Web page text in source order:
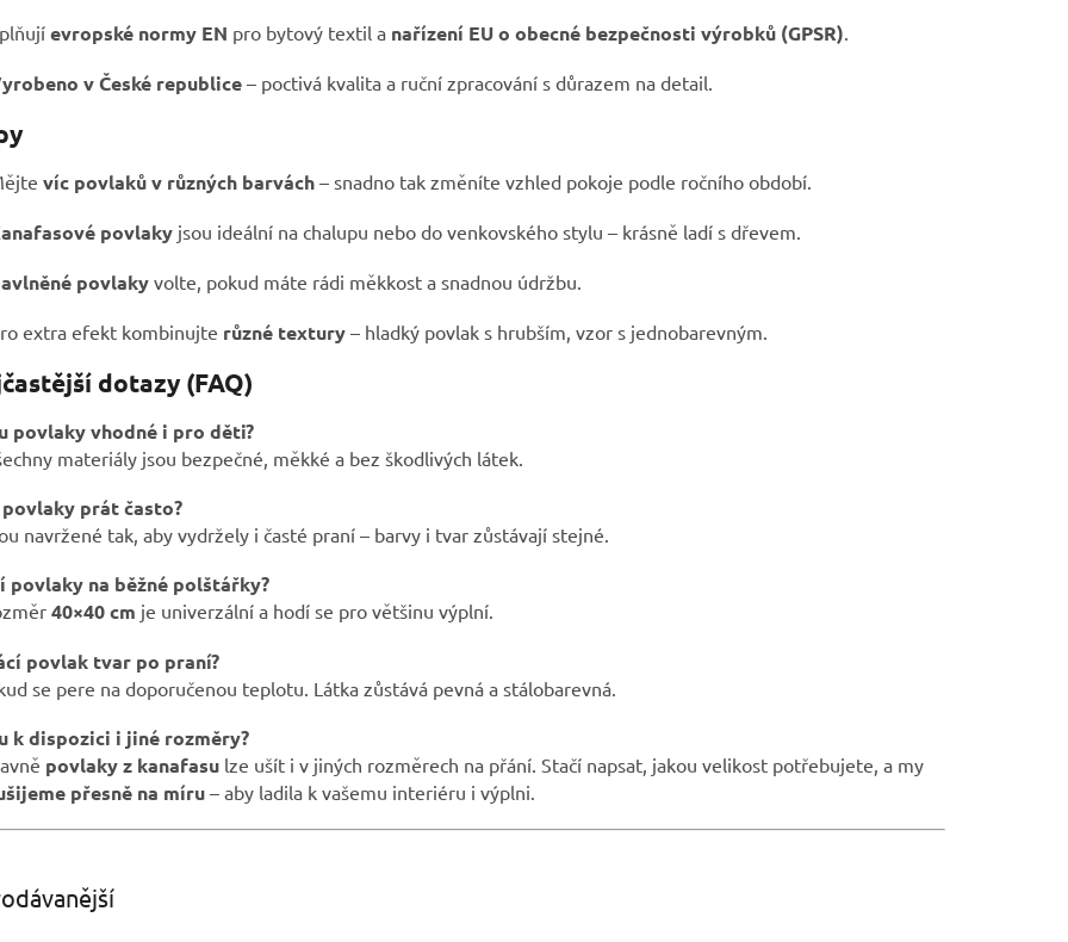
evropské normy EN pro bytový textil a nařízení EU o obecné bezpečnosti výrobků (GPSR).
v České republice– poctivá kvalita a ruční zpracování s důrazem na detail.
víc povlaků v různých barvách – snadno tak změníte vzhled pokoje podle ročního období.
povlaky jsou ideální na chalupu nebo do venkovského stylu – krásně ladí s dřevem.
povlaky volte, pokud máte rádi měkkost a snadnou údržbu.
extra efekt kombinujte různé textury – hladký povlak s hrubším, vzor s jednobarevným.
dotazy (FAQ)
povlaky vhodné i pro děti?
materiály jsou bezpečné, měkké a bez škodlivých látek.
povlaky prát často?
navržené tak, aby vydržely i časté praní – barvy i tvar zůstávají stejné.
povlaky na běžné polštářky?
40×40 cm je univerzální a hodí se pro většinu výplní.
povlak tvar po praní?
se pere na doporučenou teplotu. Látka zůstává pevná a stálobarevná.
k dispozici i jiné rozměry?
povlaky z kanafasu lze ušít i v jiných rozměrech na přání. Stačí napsat, jakou velikost potřebujete, a my
přesně na míru – aby ladila k vašemu interiéru i výplni.